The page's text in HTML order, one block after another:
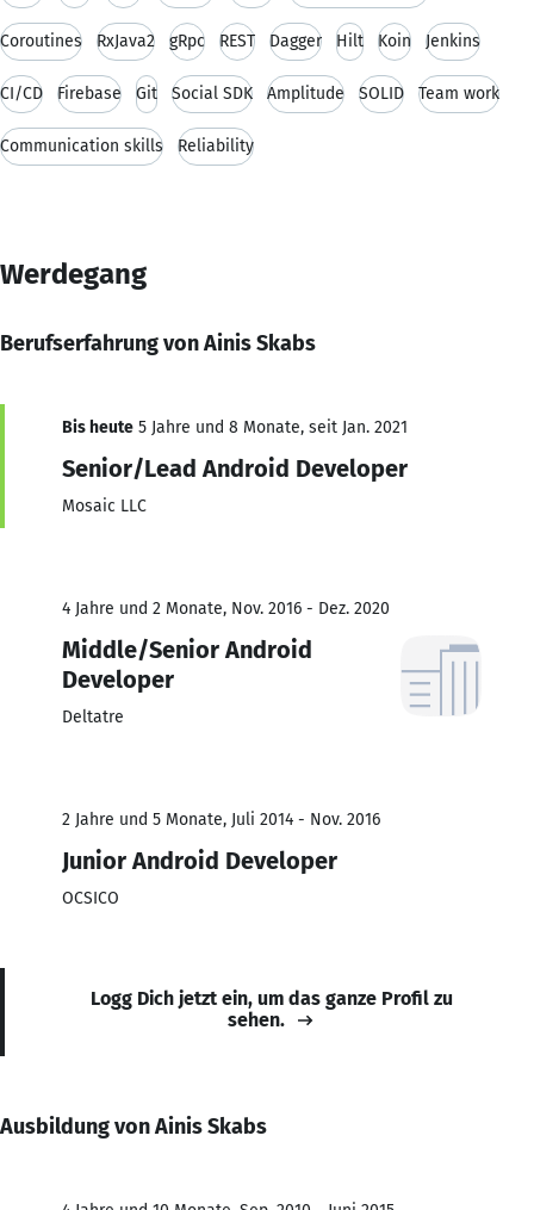
Coroutines RxJava2 gRpc REST Dagger Hilt Koin Jenkins
CI/CD Firebase Git Social SDK Amplitude SOLID Team work
Communication skills Reliability
Werdegang
Berufserfahrung von Ainis Skabs
Bis heute 5 Jahre und 8 Monate, seit Jan. 2021
Senior/Lead Android Developer
Mosaic LLC
4 Jahre und 2 Monate, Nov. 2016 - Dez. 2020
Middle/Senior Android
Developer
Deltatre
2 Jahre und 5 Monate, Juli 2014 - Nov. 2016
Junior Android Developer
OCSICO
Logg Dich jetzt ein, um das ganze Profil zu
sehen.
Ausbildung von Ainis Skabs